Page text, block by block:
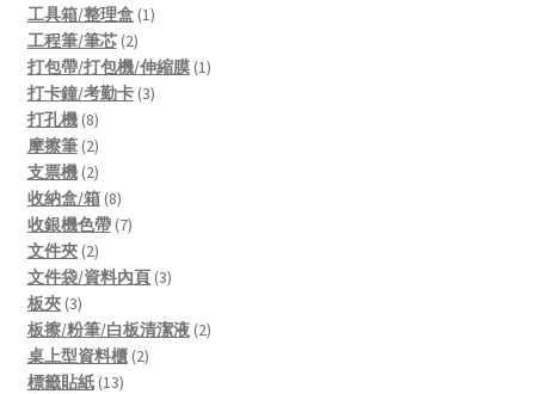
products
工具箱/整理盒 11
工程筆/筆芯 22
products
打包帶/打包機/伸縮膜 11
打卡鐘/考勤卡 33
打孔機 88
products
摩擦筆 22
products
支票機 22
products
收納盒/箱 88
products
收銀機色帶 77
文件夾 22
products
文件袋/資料內頁 33
板夾 33
products
板擦/粉筆/白板清潔液 22
桌上型資料櫃 22
標籤貼紙 1313